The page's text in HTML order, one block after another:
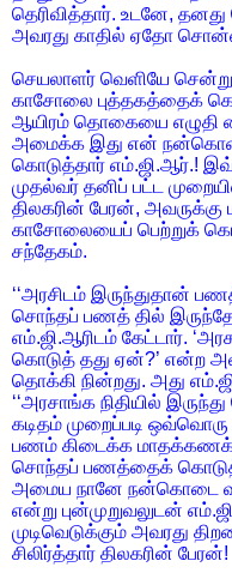
தெரிவித்தார். உடனே,
அவரது காதில் ஏதோ
செயலாளர் வெளியே சென்று
காசோலை புத்தகத்தைக்
ஆயிரம் தொகையை எழுதி
அமைக்க இது என்
கொடுத்தார் எம்.ஜி.ஆர்.!
முதல்வர் தனிப் பட்ட
திலகரின் பேரன், அவருக்கு
காசோலையைப் பெற்றுக்
சந்தேகம்.
‘‘அரசிடம் இருந்துதான்
சொந்தப் பணத் தில் இருந்தே
எம்.ஜி.ஆரிடம் கேட்டார்.
கொடுத் தது ஏன்?’ என்ற
தொக்கி நின்றது. அது
‘‘அரசாங்க நிதியில்
கடிதம் முறைப்படி
பணம் கிடைக்க
சொந்தப் பணத்தைக்
அமைய நானே நன்கொடை
என்று புன்முறுவலுடன்
முடிவெடுக்கும் அவரது
சிலிர்த்தார் திலகரின் பேரன்!